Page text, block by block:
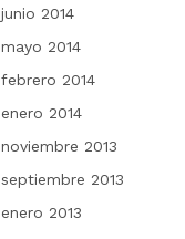
junio 2014
mayo 2014
febrero 2014
enero 2014
noviembre 2013
septiembre 2013
enero 2013